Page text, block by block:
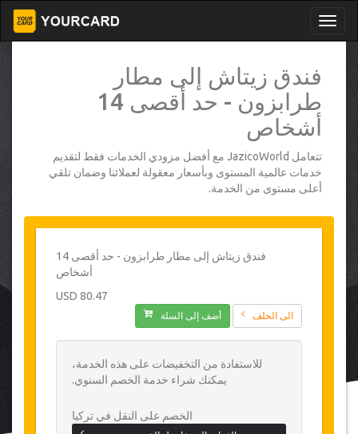
فندق زيتاش إلى مطار
طرابزون - حد أقصى 14
أشخاص
تتعامل JazicoWorld مع أفضل مزودي الخدمات فقط لتقديم
خدمات عالمية المستوى وبأسعار معقولة لعملائنا وضمان تلقي
أعلى مستوى من الخدمة.
فندق زيتاش إلى مطار طرابزون - حد أقصى 14
أشخاص
80.47 USD
الى الخلف أضف إلى السلة
للاستفادة من التخفيضات على هذه الخدمة،
يمكنك شراء خدمة الخصم السنوي.
الخصم على النقل في تركيا